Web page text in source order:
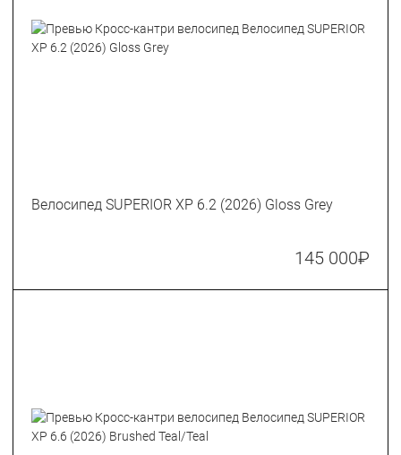
Велосипед SUPERIOR XP 6.2 (2026) Gloss Grey
145 000₽